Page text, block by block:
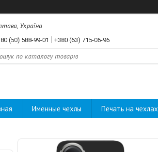
Україна
(50) 588-99-01 +380 (63) 715-06-96
Именные чехлы Печать на чехлах